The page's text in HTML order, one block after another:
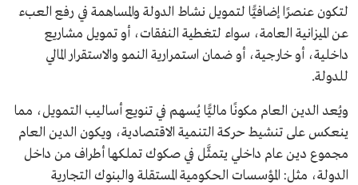
لتكون عنصرًا إضافيًّا لتمويل نشاط الدولة والمساهمة في رفع العبء
عن الميزانية العامة، سواء لتغطية النفقات، أو تمويل مشاريع
داخلية، أو خارجية، أو ضمان استمرارية النمو والاستقرار المالي
للدولة.
ويُعد الدين العام مكونًا ماليًّا يُسهم في تنويع أساليب التمويل، مما
ينعكس على تنشيط حركة التنمية الاقتصادية، ويكون الدين العام
مجموع دين عام داخلي يتمثَّل في صكوك تملكها أطراف من داخل
الدولة، مثل: المؤسسات الحكومية المستقلة والبنوك التجارية